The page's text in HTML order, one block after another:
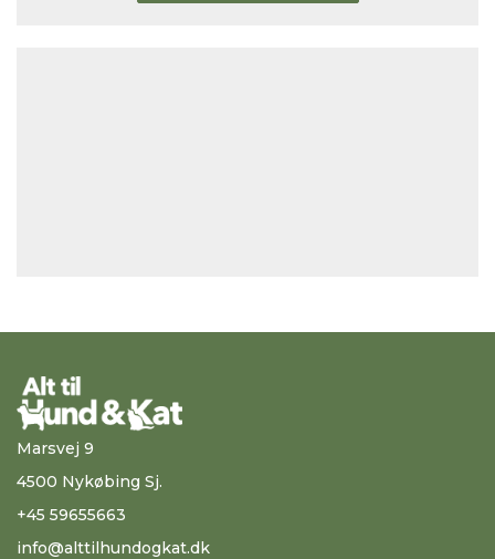
Marsvej 9
4500 Nykøbing Sj.
+45 59655663
info@alttilhundogkat.dk